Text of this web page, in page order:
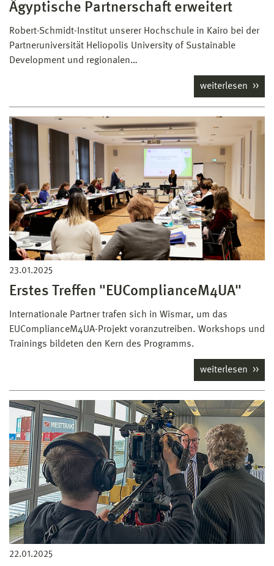
Ägyptische Partnerschaft erweitert
Robert-Schmidt-Institut unserer Hochschule in Kairo bei der
Partneruniversität Heliopolis University of Sustainable
Development und regionalen…
weiterlesen
23.01.2025
Erstes Treffen "EUComplianceM4UA"
Internationale Partner trafen sich in Wismar, um das
EUComplianceM4UA-Projekt voranzutreiben. Workshops und
Trainings bildeten den Kern des Programms.
weiterlesen
22.01.2025